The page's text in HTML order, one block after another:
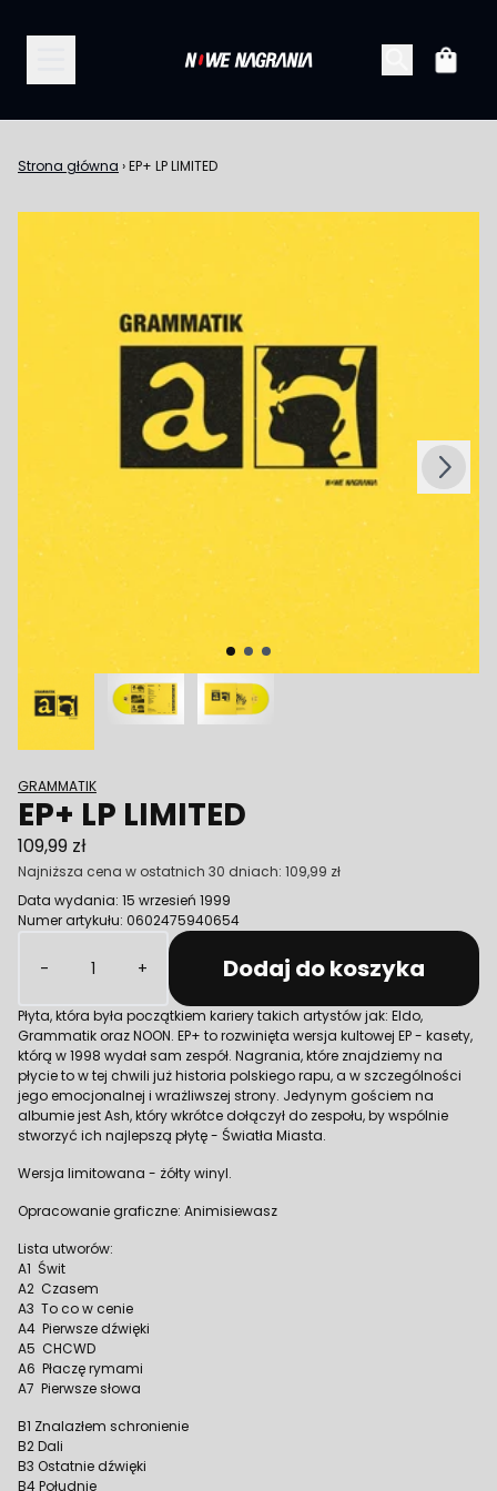
Strona główna ›EP+ LP LIMITED
Następny
GRAMMATIK
EP+ LP LIMITED
109,99 zł
Najniższa cena w ostatnich 30 dniach: 109,99 zł
Data wydania: 15 wrzesień 1999
Numer artykułu: 0602475940654
-
+ Dodaj do koszyka
Płyta, która była początkiem kariery takich artystów jak: Eldo,
Grammatik oraz NOON. EP+ to rozwinięta wersja kultowej EP - kasety,
którą w 1998 wydał sam zespół. Nagrania, które znajdziemy na
płycie to w tej chwili już historia polskiego rapu, a w szczególności
jego emocjonalnej i wrażliwszej strony. Jedynym gościem na
albumie jest Ash, który wkrótce dołączył do zespołu, by wspólnie
stworzyć ich najlepszą płytę - Światła Miasta.
Wersja limitowana - żółty winyl.
Opracowanie graficzne: Animisiewasz
Lista utworów:
A1 Świt
A2 Czasem
A3 To co w cenie
A4 Pierwsze dźwięki
A5 CHCWD
A6 Płaczę rymami
A7 Pierwsze słowa
B1 Znalazłem schronienie
B2 Dali
B3 Ostatnie dźwięki
B4 Południe